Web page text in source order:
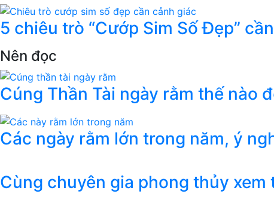
5 chiêu trò “Cướp Sim Số Đẹp”
Nên đọc
Cúng Thần Tài ngày rằm thế nào
Các ngày rằm lớn trong năm, ý
Cùng chuyên gia phong thủy